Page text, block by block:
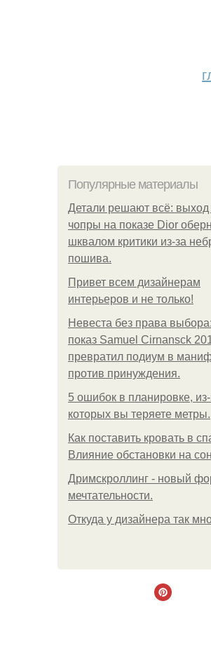
Популярные материалы
Детали решают всё: выход
чопры на показе Dior
шквалом критики из-за
пошива.
Привет всем дизайнерам
интерьеров и не только!
Невеста без права
показ Samuel Cirnansck
превратил подиум в
против принуждения.
5 ошибок в планировке, из-
которых вы теряете метры.
Как поставить кровать в
Влияние обстановки на сон
Дримскроллинг - новый
мечтательности.
Откуда у дизайнера так